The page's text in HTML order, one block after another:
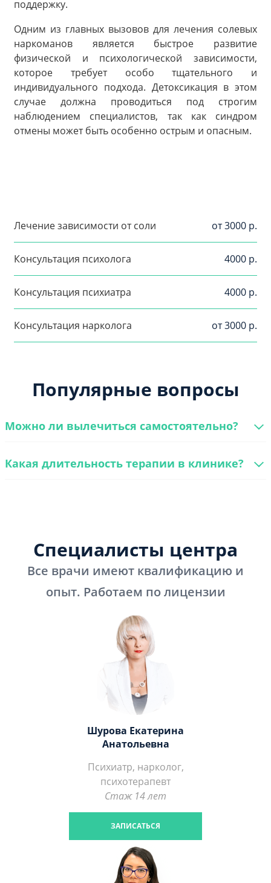
поддержку.
Одним из главных вызовов для лечения солевых
наркоманов является быстрое развитие
физической и психологической зависимости,
которое требует особо тщательного и
индивидуального подхода. Детоксикация в этом
случае должна проводиться под строгим
наблюдением специалистов, так как синдром
отмены может быть особенно острым и опасным.
Лечение зависимости от соли от 3000 р.
Консультация психолога 4000 р.
Консультация психиатра 4000 р.
Консультация нарколога от 3000 р.
Популярные вопросы
Можно ли вылечиться самостоятельно?
Какая длительность терапии в клинике?
Специалисты центра
Все врачи имеют квалификацию и
опыт. Работаем по лицензии
Шурова Екатерина
Анатольевна
Психиатр, нарколог,
психотерапевт
Стаж 14 лет
ЗАПИСАТЬСЯ